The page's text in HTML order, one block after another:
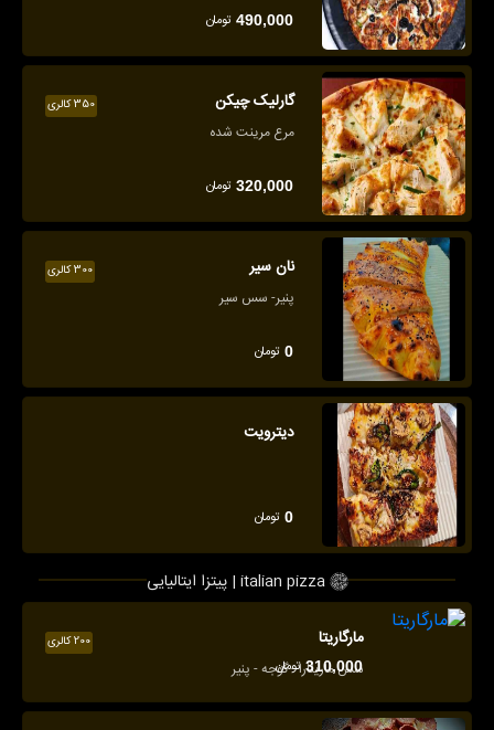
490,000 تومان
350 کالری گارلیک چیکن
مرع مرینت شده
320,000 تومان
300 کالری نان سیر
پنیر- سس سیر
0 تومان
دیترویت
0 تومان
پیتزا ایتالیایی | italian pizza
200 کالری مارگاریتا
سس مارینارا - گوجه - پنیر
310,000 تومان